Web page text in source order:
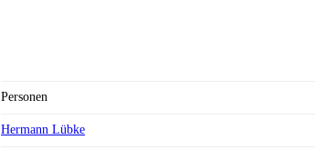
Personen
Hermann Lübke